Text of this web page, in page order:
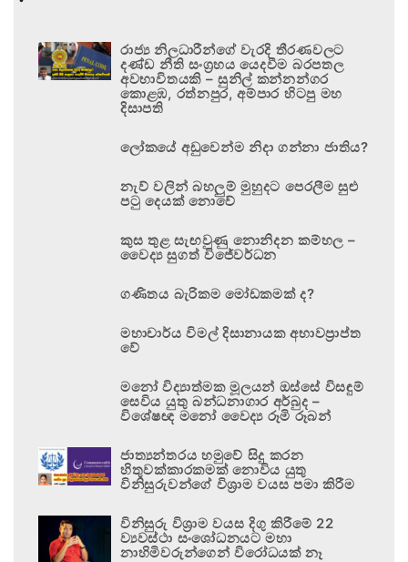
රාජ්‍ය නිලධාරීන්ගේ වැරදි තීරණවලට
දණ්ඩ නීති සංග්‍රහය යෙදවීම බරපතල
අවභාවිතයකි – සුනිල් කන්නන්ගර
කොළඹ, රත්නපුර, අම්පාර හිටපු මහ
දිසාපති
ලෝකයේ අඩුවෙන්ම නිදා ගන්නා ජාතිය?
නැව් වලින් බහලුම් මුහුදට පෙරලීම සුළු
පටු දෙයක් නොවේ
කුස තුළ සැඟවුණු නොනිදන කම්හල –
වෛද්‍ය සුගත් විජේවර්ධන
ගණිතය බැරිකම මෝඩකමක් ද?
මහාචාර්ය විමල් දිසානායක අභාවප්‍රාප්ත
වේ
මනෝ විද්‍යාත්මක මූලයන් ඔස්සේ විසඳුම්
සෙවිය යුතු බන්ධනාගාර අර්බුද –
විශේෂඥ මනෝ වෛද්‍ය රූමි රූබන්
ජාත්‍යන්තරය හමුවේ සිදු කරන
හිතුවක්කාරකමක් නොවිය යුතු
විනිසුරුවන්ගේ විශ්‍රාම වයස පමා කිරීම
විනිසුරු විශ්‍රාම වයස දිගු කිරීමේ 22
ව්‍යවස්ථා සංශෝධනයට මහා
නාහිමිවරුන්ගෙන් විරෝධයක් නෑ